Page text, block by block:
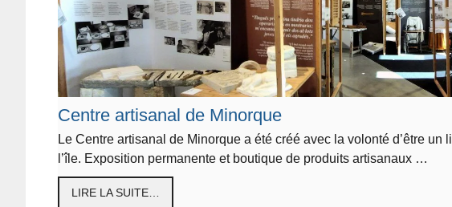
Centre artisanal de Minorque
Le Centre artisanal de Minorque a été créé avec la volonté d’être
l’île. Exposition permanente et boutique de produits artisanaux …
LIRE LA SUITE…